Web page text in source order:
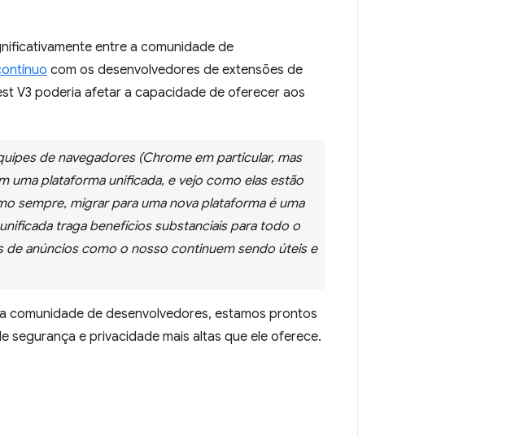
entre a comunidade de
com os desenvolvedores de extensões de
V3 poderia afetar a capacidade de oferecer aos
de navegadores (Chrome em particular, mas
uma plataforma unificada, e vejo como elas estão
sempre, migrar para uma nova plataforma é uma
traga benefícios substanciais para todo o
anúncios como o nosso continuem sendo úteis e
comunidade de desenvolvedores, estamos prontos
segurança e privacidade mais altas que ele oferece.